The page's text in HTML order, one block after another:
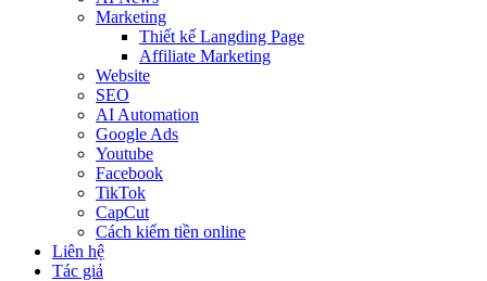
Marketing
Thiết kế Langding Page
Affiliate Marketing
Website
SEO
AI Automation
Google Ads
Youtube
Facebook
TikTok
CapCut
Cách kiếm tiền online
Liên hệ
Tác giả